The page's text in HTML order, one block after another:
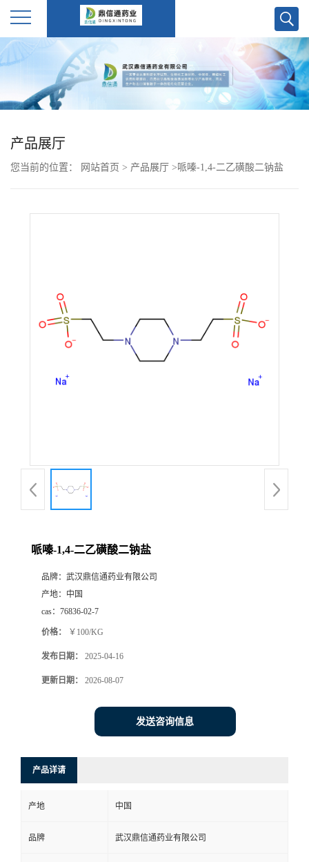
公
产
产品展厅
您当前的位置： 网站首页 > 产品展厅 >哌嗪-1,4-二乙磺酸二钠盐
哌嗪-1,4-二乙磺酸二钠盐
品牌： 武汉鼎信通药业有限公司
产地： 中国
cas： 76836-02-7
价格： ￥100/KG
发布日期： 2025-04-16
更新日期： 2026-08-07
发送咨询信息
产品详请
产地 中国
品牌 武汉鼎信通药业有限公司